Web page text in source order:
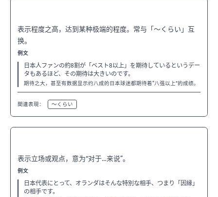
表示程度之高，达到某种极端的程度。常与「〜くらい」互
换。
例文
日本人ファンの約8割が「ベスト8以上」を期待しているというデー
タもあるほど、その期待は大きいのです。
期待之大，甚至有数据显示约八成的日本球迷都期待着“八强以上”的成绩。
関連表現： 〜くらい
表示立场或观点，意为“对于…来说”。
例文
日本代表にとって、オランダはそんな特別な相手、つまり「因縁」
の相手です。